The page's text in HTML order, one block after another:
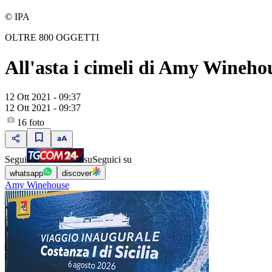
© IPA
OLTRE 800 OGGETTI
All'asta i cimeli di Amy
12 Ott 2021 - 09:37
12 Ott 2021 - 09:37
16 foto
Segui suSeguici su
whatsapp discover
Amy Winehouse